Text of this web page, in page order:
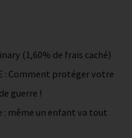
(1,60% de frais caché)
: Comment protéger votre
guerre !
même un enfant va tout